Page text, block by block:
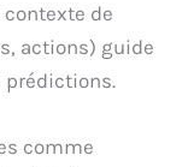
de
actions) guide
prédictions.
comme